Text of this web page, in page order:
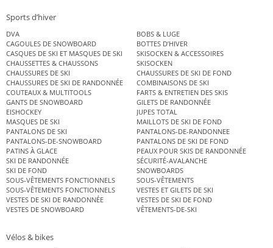
Sports d’hiver
DVA
BOBS & LUGE
CAGOULES DE SNOWBOARD
BOTTES D’HIVER
CASQUES DE SKI ET MASQUES DE SKI
SKISOCKEN & ACCESSOIRES
CHAUSSETTES & CHAUSSONS
SKISOCKEN
CHAUSSURES DE SKI
CHAUSSURES DE SKI DE FOND
CHAUSSURES DE SKI DE RANDONNÉE
COMBINAISONS DE SKI
COUTEAUX & MULTITOOLS
FARTS & ENTRETIEN DES SKIS
GANTS DE SNOWBOARD
GILETS DE RANDONNÉE
EISHOCKEY
JUPES TOTAL
MASQUES DE SKI
MAILLOTS DE SKI DE FOND
PANTALONS DE SKI
PANTALONS-DE-RANDONNEE
PANTALONS-DE-SNOWBOARD
PANTALONS DE SKI DE FOND
PATINS À GLACE
PEAUX POUR SKIS DE RANDONNÉE
SKI DE RANDONNÉE
SÉCURITÉ-AVALANCHE
SKI DE FOND
SNOWBOARDS
SOUS-VÊTEMENTS FONCTIONNELS
SOUS-VÊTEMENTS
SOUS-VÊTEMENTS FONCTIONNELS
VESTES ET GILETS DE SKI
VESTES DE SKI DE RANDONNÉE
VESTES DE SKI DE FOND
VESTES DE SNOWBOARD
VÊTEMENTS-DE-SKI
Vélos & bikes